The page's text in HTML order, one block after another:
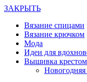
ЗАКРЫТЬ
Вязание спицами
Вязание крючком
Мода
Идеи для
Вышивка крестом